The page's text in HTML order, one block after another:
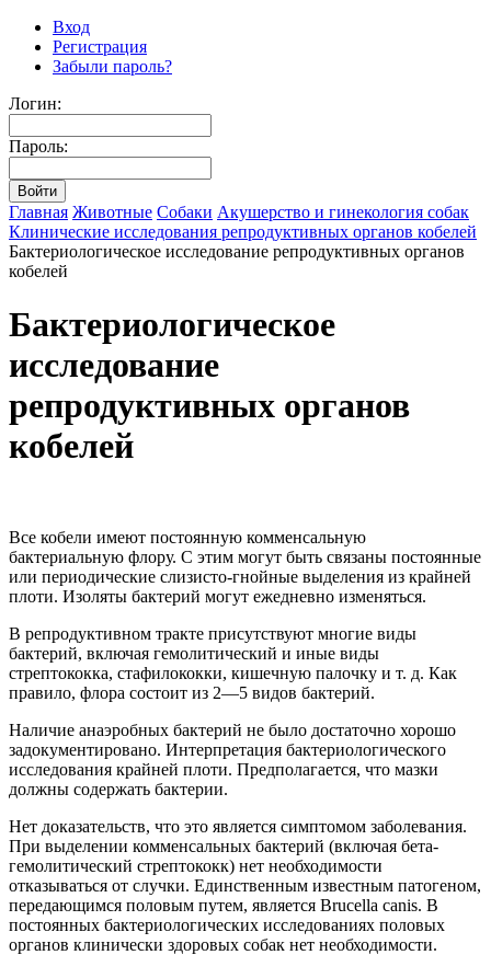
Вход
Регистрация
Забыли пароль?
Логин:
Пароль:
Главная Животные Собаки Акушерство и гинекология собак
Клинические исследования репродуктивных органов кобелей
Бактериологическое исследование репродуктивных органов
кобелей
Бактериологическое
исследование
репродуктивных органов
кобелей
Все кобели имеют постоянную комменсальную
бактериальную флору. С этим могут быть связаны постоянные
или периодические слизисто-гнойные выделения из крайней
плоти. Изоляты бактерий могут ежедневно изменяться.
В репродуктивном тракте присутствуют многие виды
бактерий, включая гемолитический и иные виды
стрептококка, стафилококки, кишечную палочку и т. д. Как
правило, флора состоит из 2—5 видов бактерий.
Наличие анаэробных бактерий не было достаточно хорошо
задокументировано. Интерпретация бактериологического
исследования крайней плоти. Предполагается, что мазки
должны содержать бактерии.
Нет доказательств, что это является симптомом заболевания.
При выделении комменсальных бактерий (включая бета-
гемолитический стрептококк) нет необходимости
отказываться от случки. Единственным известным патогеном,
передающимся половым путем, является Brucella canis. В
постоянных бактериологических исследованиях половых
органов клинически здоровых собак нет необходимости.